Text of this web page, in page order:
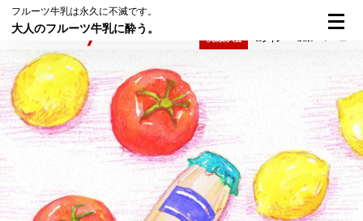
フルーツ牛乳は永久に不滅です。
大人のフルーツ牛乳に酔う。